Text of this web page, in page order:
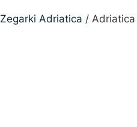
Zegarki Adriatica / Adriatica